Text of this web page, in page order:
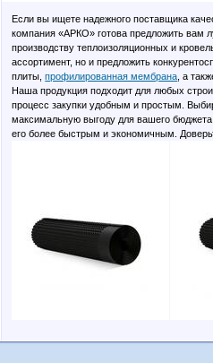
Если вы ищете надежного поставщика
компания «АРКО» готова предложить
производству теплоизоляционных и
ассортимент, но и предложить
плиты,профилированная мембрана , а
Наша продукция подходит для любых
процесс закупки удобным и простым.
максимальную выгоду для вашего
его более быстрым и экономичным.